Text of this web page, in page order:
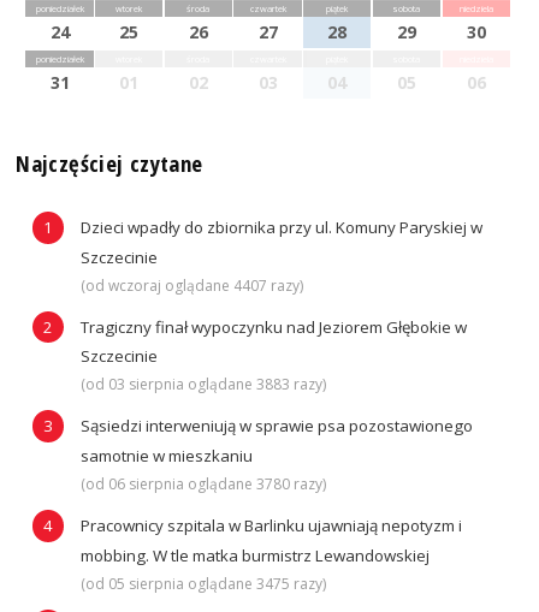
poniedziałek
24
wtorek
25
środa
26
czwartek
27
piątek
28
sobota
29
niedziela
30
poniedziałek
31 01 02 03 04 05 06
Najczęściej czytane
Dzieci wpadły do zbiornika przy ul. Komuny Paryskiej w
Szczecinie
(od wczoraj oglądane 4407 razy)
Tragiczny finał wypoczynku nad Jeziorem Głębokie w
Szczecinie
(od 03 sierpnia oglądane 3883 razy)
Sąsiedzi interweniują w sprawie psa pozostawionego
samotnie w mieszkaniu
(od 06 sierpnia oglądane 3780 razy)
Pracownicy szpitala w Barlinku ujawniają nepotyzm i
mobbing. W tle matka burmistrz Lewandowskiej
(od 05 sierpnia oglądane 3475 razy)